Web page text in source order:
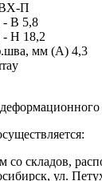
П
- В 5,8
- Н 18,2
мм (А) 4,3
со складов,
ул.